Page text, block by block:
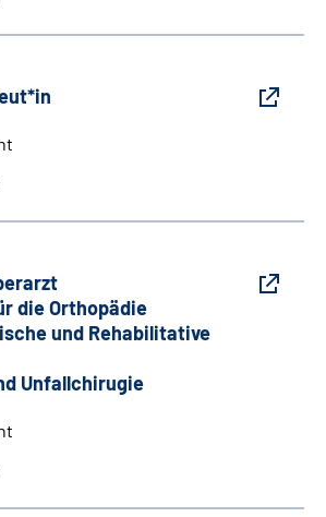
die Orthopädie
und Rehabilitative
Unfallchirugie